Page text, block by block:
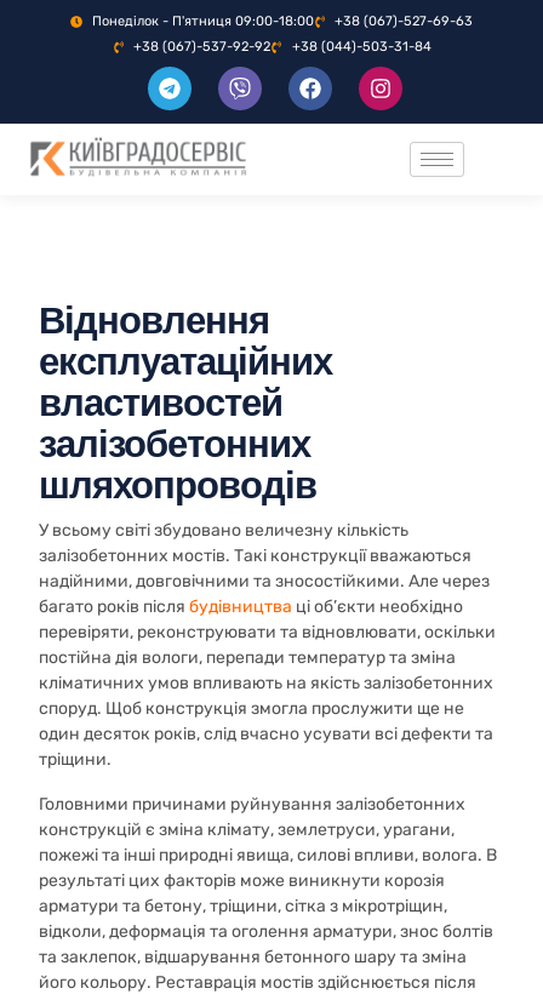
Понеділок - П'ятниця 09:00-18:00
+38 (067)-527-69-63
+38 (067)-537-92-92
+38 (044)-503-31-84
Відновлення
експлуатаційних
властивостей
залізобетонних
шляхопроводів
У всьому світі збудовано величезну кількість
залізобетонних мостів. Такі конструкції вважаються
надійними, довговічними та зносостійкими. Але через
багато років після будівництва ці об’єкти необхідно
перевіряти, реконструювати та відновлювати, оскільки
постійна дія вологи, перепади температур та зміна
кліматичних умов впливають на якість залізобетонних
споруд. Щоб конструкція змогла прослужити ще не
один десяток років, слід вчасно усувати всі дефекти та
тріщини.
Головними причинами руйнування залізобетонних
конструкцій є зміна клімату, землетруси, урагани,
пожежі та інші природні явища, силові впливи, волога. В
результаті цих факторів може виникнути корозія
арматури та бетону, тріщини, сітка з мікротріщин,
відколи, деформація та оголення арматури, знос болтів
та заклепок, відшарування бетонного шару та зміна
його кольору. Реставрація мостів здійснюється після